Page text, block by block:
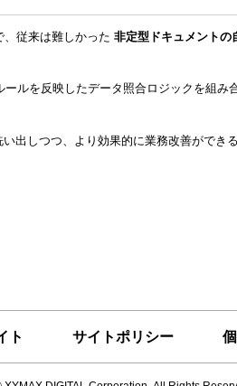
、従来は難しかった非定型ドキュメントの
ルを反映したデータ照合ロジックを組み
出しつつ、より効果的に業務改善ができ
ト サイトポリシー